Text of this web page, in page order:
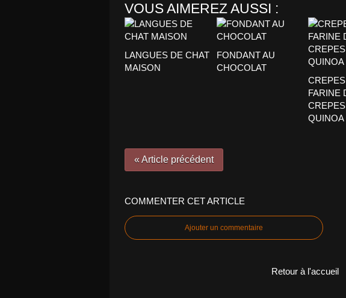
VOUS AIMEREZ AUSSI :
LANGUES DE CHAT
MAISON
FONDANT AU
CHOCOLAT
FARINE
QUINOA
« Article précédent
COMMENTER CET ARTICLE
Ajouter un commentaire
Retour à l'accueil